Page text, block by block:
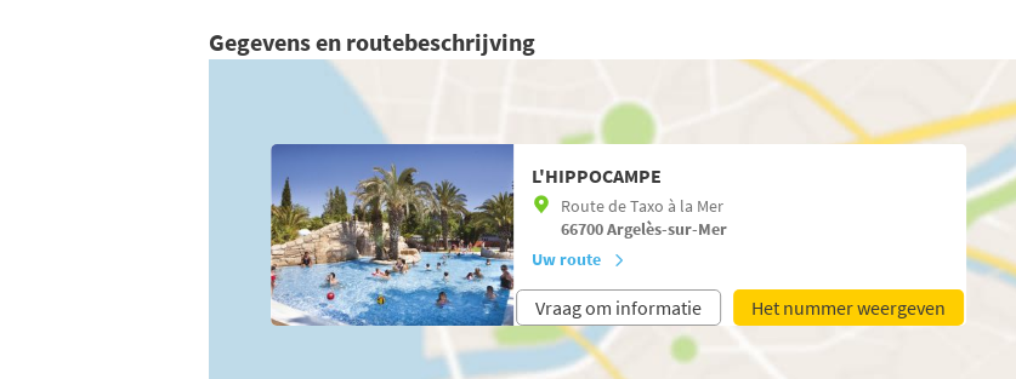
Gegevens en routebeschrijving
L'HIPPOCAMPE
Route de Taxo à la Mer
66700Argelès-sur-Mer
Uw route
Vraag om informatie Het nummer weergeven